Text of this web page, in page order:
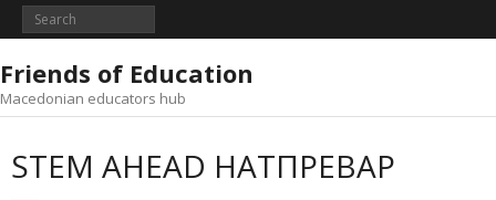
Skip
Friends of Education
Macedonian educators hub
STEM AHEAD НАТПРЕВАР